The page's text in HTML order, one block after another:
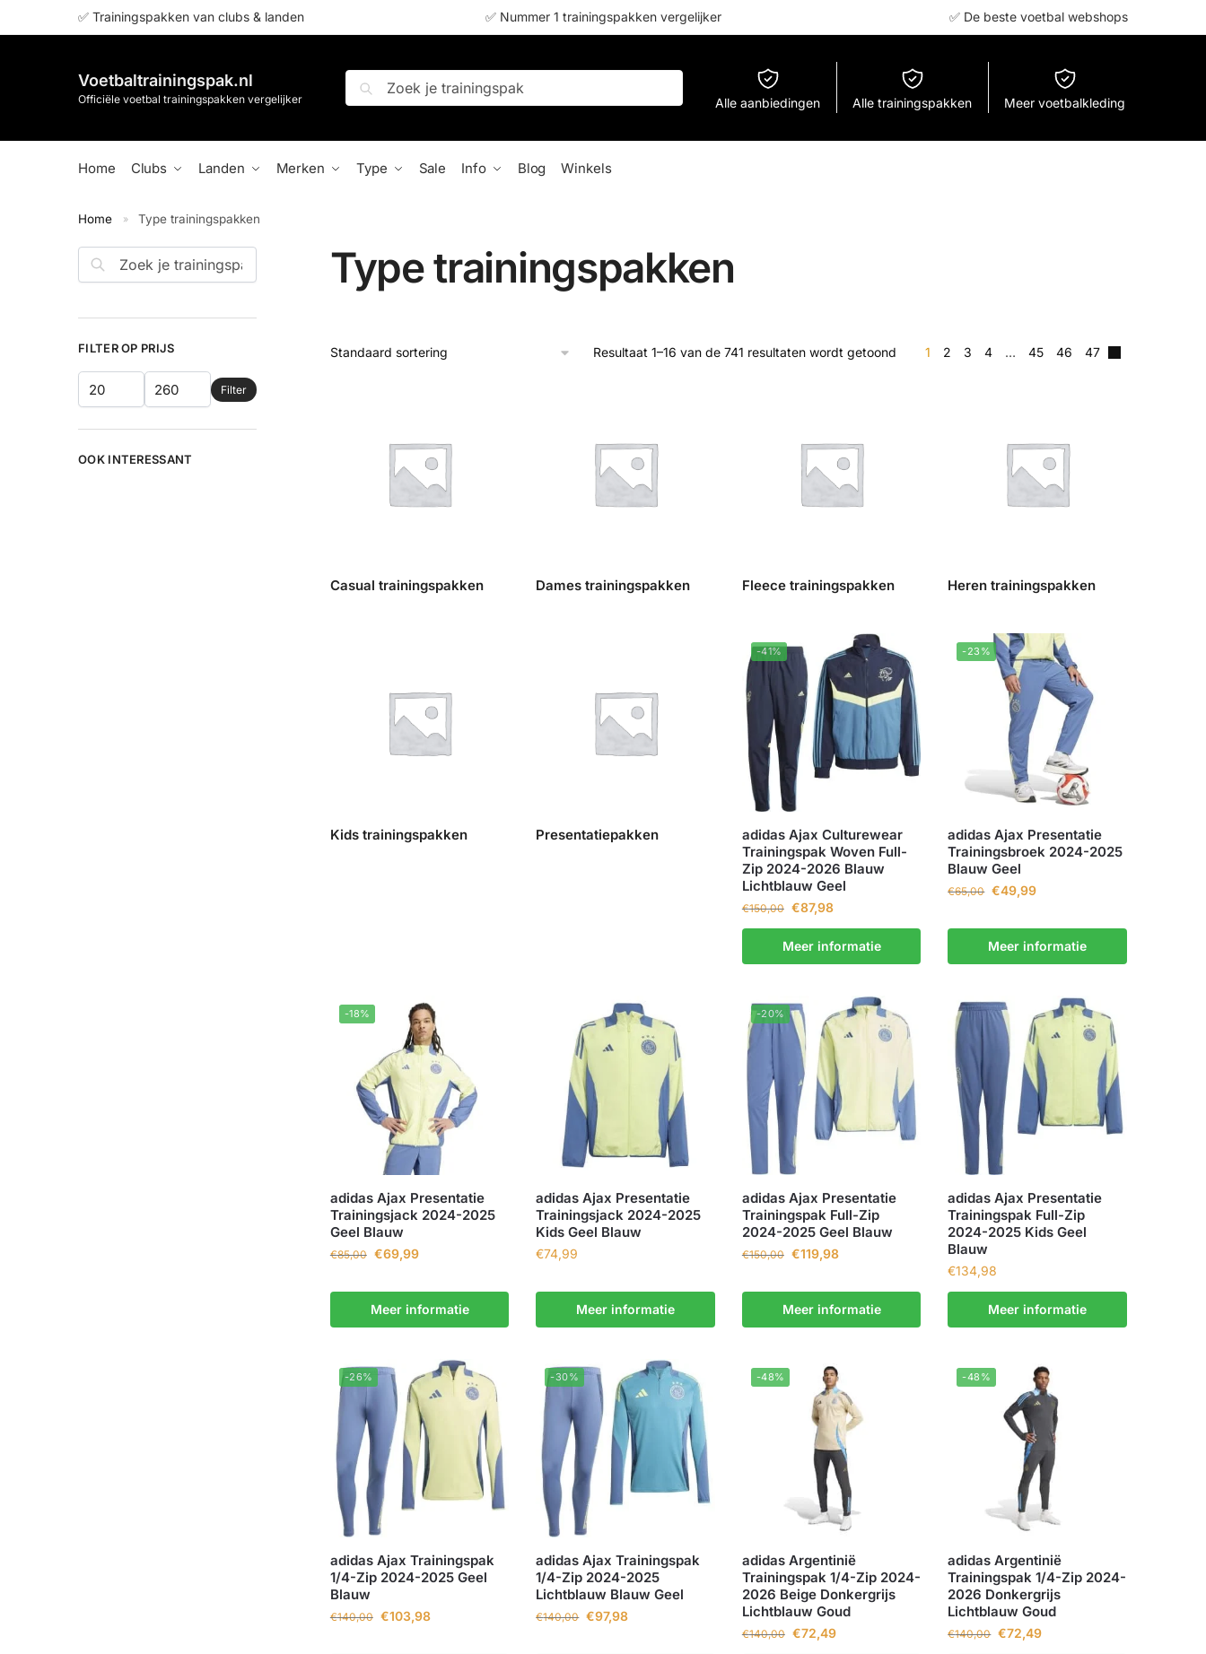
✅ Trainingspakken van clubs & landen ✅ Nummer 1 trainingspakken vergelijker ✅ De beste voetbal webshops
Voetbaltrainingspak.nl
Officiële voetbal trainingspakken vergelijker
Zoeken
Alle aanbiedingen Alle trainingspakken Meer voetbalkleding
Home Clubs Landen Merken Type Sale Info Blog Winkels
Home » Type trainingspakken
Type trainingspakken
Resultaat 1–16 van de 741 resultaten wordt getoond 1 2 3 4 … 45 46 47
Casual trainingspakken Dames trainingspakken Fleece trainingspakken Heren trainingspakken
Kids trainingspakken Presentatiepakken
-41%
adidas Ajax Culturewear
Trainingspak Woven Full-
Zip 2024-2026 Blauw
Lichtblauw Geel
€150,00 €87,98
Meer informatie
-23%
adidas Ajax Presentatie
Trainingsbroek 2024-2025
Blauw Geel
€65,00 €49,99
Meer informatie
-18%
adidas Ajax Presentatie
Trainingsjack 2024-2025
Geel Blauw
€85,00 €69,99
Meer informatie
adidas Ajax Presentatie
Trainingsjack 2024-2025
Kids Geel Blauw
€74,99
Meer informatie
-20%
adidas Ajax Presentatie
Trainingspak Full-Zip
2024-2025 Geel Blauw
€150,00 €119,98
Meer informatie
adidas Ajax Presentatie
Trainingspak Full-Zip
2024-2025 Kids Geel
Blauw
€134,98
Meer informatie
-26%
adidas Ajax Trainingspak
1/4-Zip 2024-2025 Geel
Blauw
€140,00 €103,98
-30%
adidas Ajax Trainingspak
1/4-Zip 2024-2025
Lichtblauw Blauw Geel
€140,00 €97,98
-48%
adidas Argentinië
Trainingspak 1/4-Zip 2024-
2026 Beige Donkergrijs
Lichtblauw Goud
€140,00 €72,49
-48%
adidas Argentinië
Trainingspak 1/4-Zip 2024-
2026 Donkergrijs
Lichtblauw Goud
€140,00 €72,49
FILTER OP PRIJS
Filter
OOK INTERESSANT